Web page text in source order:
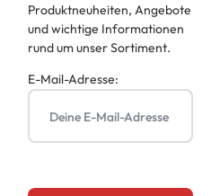
Produktneuheiten, Angebote
und wichtige Informationen
rund um unser Sortiment.
E-Mail-Adresse: